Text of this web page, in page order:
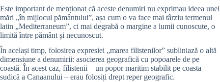
Este important de menționat că aceste denumiri nu exprimau ideea unei
mări „în mijlocul pământului”, așa cum o va face mai târziu termenul
latin „Mediterraneum”, ci mai degrabă o margine a lumii cunoscute, o
limită între pământ și necunoscut.
În același timp, folosirea expresiei „marea filistenilor” subliniază o altă
dimensiune a denumirii: asocierea geografică cu popoarele de pe
coastă. În acest caz, filistenii – un popor maritim stabilit pe coasta
sudică a Canaanului – erau folosiți drept reper geografic.